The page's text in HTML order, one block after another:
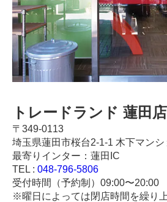
トレードランド 蓮田店
〒349-0113
埼玉県蓮田市桜台2-1-1 木下マン
最寄りインター：蓮田IC
TEL : 048-796-5806
受付時間（予約制）09:00〜20:00
※曜日によっては閉店時間を繰り